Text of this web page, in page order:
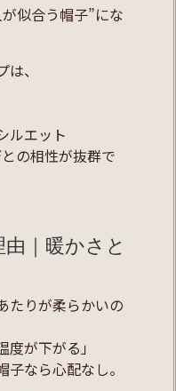
似合う帽子”にな
、
ルエット
の相性が抜群で
｜暖かさと
たりが柔らかいの
度が下がる」
なら心配なし。